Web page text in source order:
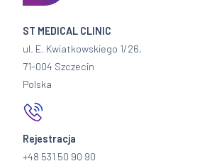
ST MEDICAL CLINIC
ul. E. Kwiatkowskiego 1/26,
71-004 Szczecin
Polska
Rejestracja
+48 531 50 90 90